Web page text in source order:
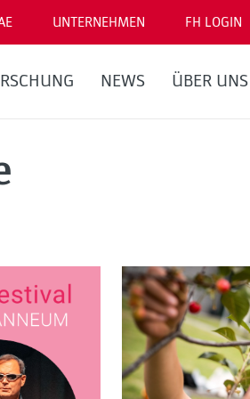
UNTERNEHMEN FH LOGIN
NEWS ÜBER UNS